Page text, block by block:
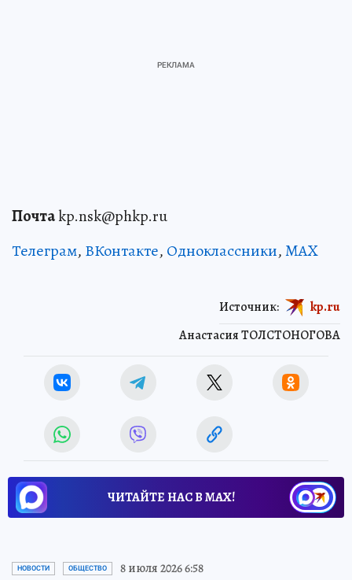
Почтаkp.nsk@phkp.ru
Телеграм, ВКонтакте, Одноклассники,MAX
Анастасия ТОЛСТОНОГОВА
Источник: kp.ru
ЧИТАЙТЕ НАС В МАХ!
НОВОСТИ ОБЩЕСТВО 8 июля 2026 6:58